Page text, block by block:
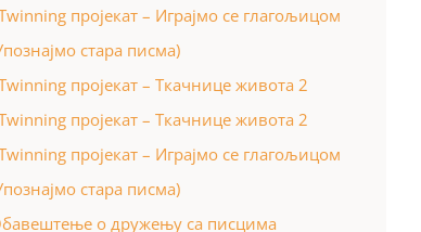
пројекат – Играјмо се глагољицом
стара писма)
пројекат – Ткачнице живота 2
пројекат – Ткачнице живота 2
пројекат – Играјмо се глагољицом
стара писма)
о дружењу са писцима